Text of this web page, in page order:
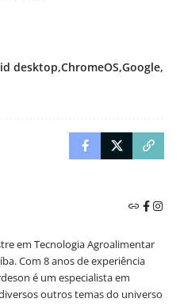
desktop ChromeOS Google
em Tecnologia Agroalimentar
Com 8 anos de experiência
é um especialista em
outros temas do universo